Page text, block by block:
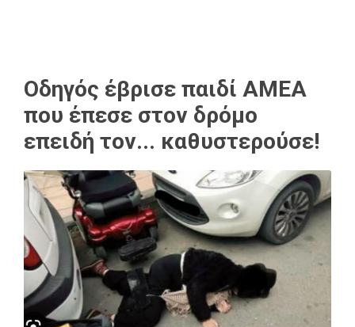
Οδηγός έβρισε παιδί ΑΜΕΑ
που έπεσε στον δρόμο
επειδή τον... καθυστερούσε!